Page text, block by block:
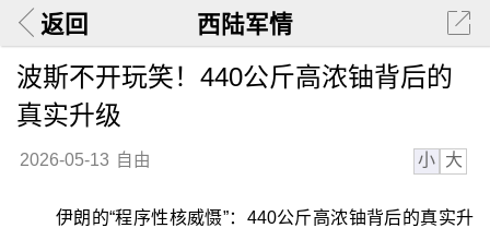
返回 西陆军情
波斯不开玩笑！440公斤高浓铀背后的
真实升级
2026-05-13 自由 小 大
伊朗的“程序性核威慑”：440公斤高浓铀背后的真实升